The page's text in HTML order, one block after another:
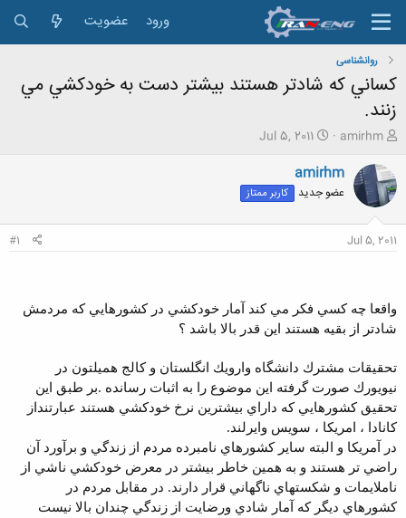
ورود عضویت
روانشناسی
كساني كه شادتر هستند بيشتر دست به خودكشي مي
زنند.
ش
و
ع
ک
ن
د
ض
و
amirhm
ت
ر
خ
Jul 5, 2011
amirhm
عضو جدید کاربر ممتاز
Jul 5, 2011
#1
واقعا چه كسي فكر مي كند آمار خودكشي در كشورهايي كه مردمش
شادتر از بقيه هستند اين قدر بالا باشد ؟
تحقيقات مشترك دانشگاه وارويك انگلستان و كالج هميلتون در
نيويورك صورت گرفته اين موضوع را به اثبات رسانده .بر طبق اين
تحقيق كشورهايي كه داراي بيشترين نرخ خودكشي هستند عبارتنداز
كانادا ، امريكا ، سويس وايرلند.
در آمريكا و البته ساير كشورهاي نامبرده مردم از زندگي و برآورد آن
راضي تر هستند و به همين خاطر بيشتر در معرض خودكشي ناشي از
ناملايمات و شكستهاي ناگهاني قرار دارند. در مقابل مردم در
كشورهاي ديگر كه آمار شادي ورضايت از زندگي چندان بالا نيست